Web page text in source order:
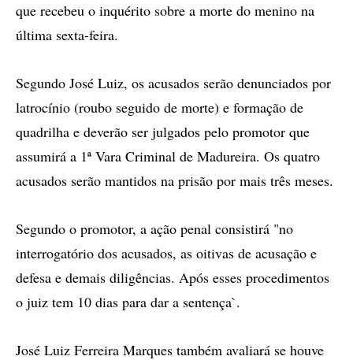
que recebeu o inquérito sobre a morte do menino na
última sexta-feira.
Segundo José Luiz, os acusados serão denunciados por
latrocínio (roubo seguido de morte) e formação de
quadrilha e deverão ser julgados pelo promotor que
assumirá a 1ª Vara Criminal de Madureira. Os quatro
acusados serão mantidos na prisão por mais três meses.
Segundo o promotor, a ação penal consistirá "no
interrogatório dos acusados, as oitivas de acusação e
defesa e demais diligências. Após esses procedimentos
o juiz tem 10 dias para dar a sentença`.
José Luiz Ferreira Marques também avaliará se houve